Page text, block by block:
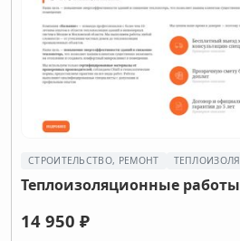
СТРОИТЕЛЬСТВО, РЕМОНТ
Теплоизоляционные работы
14 950 ₽